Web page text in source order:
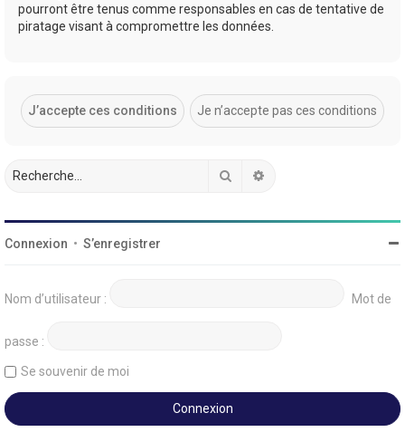
pourront être tenus comme responsables en cas de tentative de
piratage visant à compromettre les données.
Rechercher
Connexion • S’enregistrer
Nom d’utilisateur : Mot de
passe :
Se souvenir de moi